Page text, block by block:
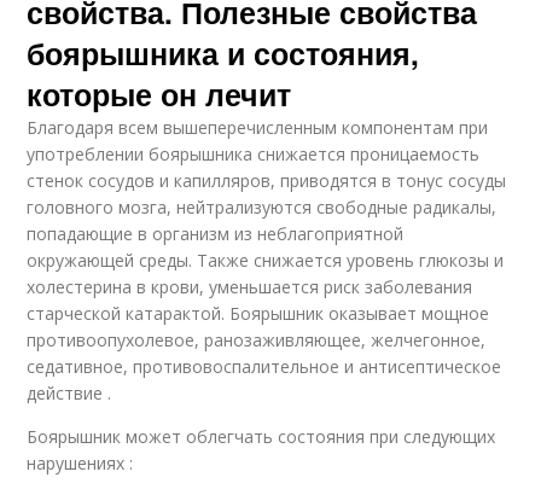
свойства. Полезные свойства
боярышника и состояния,
которые он лечит
Благодаря всем вышеперечисленным компонентам при
употреблении боярышника снижается проницаемость
стенок сосудов и капилляров, приводятся в тонус сосуды
головного мозга, нейтрализуются свободные радикалы,
попадающие в организм из неблагоприятной
окружающей среды. Также снижается уровень глюкозы и
холестерина в крови, уменьшается риск заболевания
старческой катарактой. Боярышник оказывает мощное
противоопухолевое, ранозаживляющее, желчегонное,
седативное, противовоспалительное и антисептическое
действие .
Боярышник может облегчать состояния при следующих
нарушениях :